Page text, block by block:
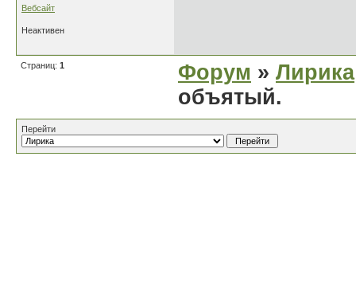
Вебсайт
Неактивен
Страниц: 1 Форум » Лирика
объятый.
Перейти